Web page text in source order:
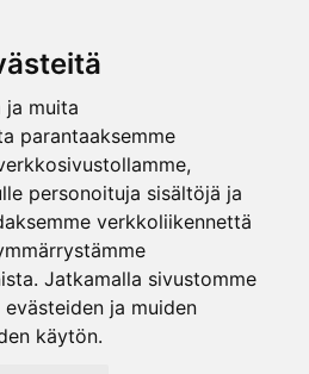
ja muita
parantaaksemme
personoituja sisältöjä ja
verkkoliikennettä
Jatkamalla sivustomme
ja muiden
käytön.